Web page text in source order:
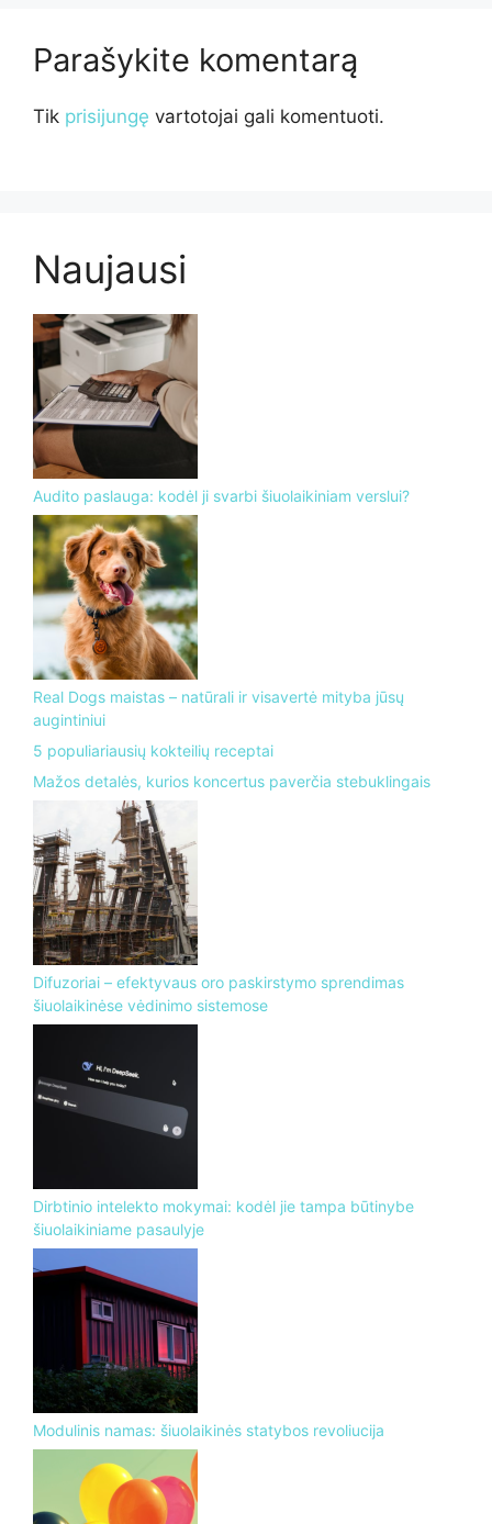
Parašykite komentarą
Tik prisijungę vartotojai gali komentuoti.
Naujausi
Audito paslauga: kodėl ji svarbi šiuolaikiniam verslui?
Real Dogs maistas – natūrali ir visavertė mityba jūsų
augintiniui
5 populiariausių kokteilių receptai
Mažos detalės, kurios koncertus paverčia stebuklingais
Difuzoriai – efektyvaus oro paskirstymo sprendimas
šiuolaikinėse vėdinimo sistemose
Dirbtinio intelekto mokymai: kodėl jie tampa būtinybe
šiuolaikiniame pasaulyje
Modulinis namas: šiuolaikinės statybos revoliucija